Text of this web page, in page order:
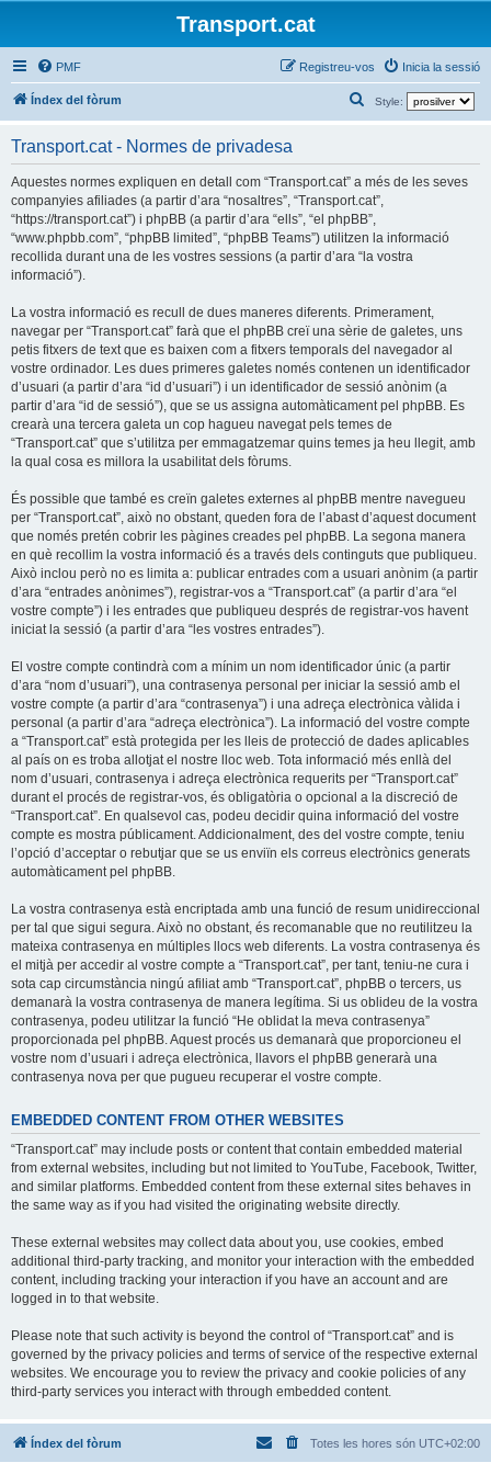
Transport.cat
PMF Inicia la sessió
Registreu-vos
Índex del fòrum Style:
e
c
a
Transport.cat - Normes de privadesa
Aquestes normes expliquen en detall com “Transport.cat” a més de les seves
companyies afiliades (a partir d’ara “nosaltres”, “Transport.cat”,
“https://transport.cat”) i phpBB (a partir d’ara “ells”, “el phpBB”,
“www.phpbb.com”, “phpBB limited”, “phpBB Teams”) utilitzen la informació
recollida durant una de les vostres sessions (a partir d’ara “la vostra
informació”).
La vostra informació es recull de dues maneres diferents. Primerament,
navegar per “Transport.cat” farà que el phpBB creï una sèrie de galetes, uns
petis fitxers de text que es baixen com a fitxers temporals del navegador al
vostre ordinador. Les dues primeres galetes només contenen un identificador
d’usuari (a partir d’ara “id d’usuari”) i un identificador de sessió anònim (a
partir d’ara “id de sessió”), que se us assigna automàticament pel phpBB. Es
crearà una tercera galeta un cop hagueu navegat pels temes de
“Transport.cat” que s’utilitza per emmagatzemar quins temes ja heu llegit, amb
la qual cosa es millora la usabilitat dels fòrums.
És possible que també es creïn galetes externes al phpBB mentre navegueu
per “Transport.cat”, això no obstant, queden fora de l’abast d’aquest document
que només pretén cobrir les pàgines creades pel phpBB. La segona manera
en què recollim la vostra informació és a través dels continguts que publiqueu.
Això inclou però no es limita a: publicar entrades com a usuari anònim (a partir
d’ara “entrades anònimes”), registrar-vos a “Transport.cat” (a partir d’ara “el
vostre compte”) i les entrades que publiqueu després de registrar-vos havent
iniciat la sessió (a partir d’ara “les vostres entrades”).
El vostre compte contindrà com a mínim un nom identificador únic (a partir
d’ara “nom d’usuari”), una contrasenya personal per iniciar la sessió amb el
vostre compte (a partir d’ara “contrasenya”) i una adreça electrònica vàlida i
personal (a partir d’ara “adreça electrònica”). La informació del vostre compte
a “Transport.cat” està protegida per les lleis de protecció de dades aplicables
al país on es troba allotjat el nostre lloc web. Tota informació més enllà del
nom d’usuari, contrasenya i adreça electrònica requerits per “Transport.cat”
durant el procés de registrar-vos, és obligatòria o opcional a la discreció de
“Transport.cat”. En qualsevol cas, podeu decidir quina informació del vostre
compte es mostra públicament. Addicionalment, des del vostre compte, teniu
l’opció d’acceptar o rebutjar que se us enviïn els correus electrònics generats
automàticament pel phpBB.
La vostra contrasenya està encriptada amb una funció de resum unidireccional
per tal que sigui segura. Això no obstant, és recomanable que no reutilitzeu la
mateixa contrasenya en múltiples llocs web diferents. La vostra contrasenya és
el mitjà per accedir al vostre compte a “Transport.cat”, per tant, teniu-ne cura i
sota cap circumstància ningú afiliat amb “Transport.cat”, phpBB o tercers, us
demanarà la vostra contrasenya de manera legítima. Si us oblideu de la vostra
contrasenya, podeu utilitzar la funció “He oblidat la meva contrasenya”
proporcionada pel phpBB. Aquest procés us demanarà que proporcioneu el
vostre nom d’usuari i adreça electrònica, llavors el phpBB generarà una
contrasenya nova per que pugueu recuperar el vostre compte.
EMBEDDED CONTENT FROM OTHER WEBSITES
“Transport.cat” may include posts or content that contain embedded material
from external websites, including but not limited to YouTube, Facebook, Twitter,
and similar platforms. Embedded content from these external sites behaves in
the same way as if you had visited the originating website directly.
These external websites may collect data about you, use cookies, embed
additional third-party tracking, and monitor your interaction with the embedded
content, including tracking your interaction if you have an account and are
logged in to that website.
Please note that such activity is beyond the control of “Transport.cat” and is
governed by the privacy policies and terms of service of the respective external
websites. We encourage you to review the privacy and cookie policies of any
third-party services you interact with through embedded content.
Índex del fòrum Totes les hores són UTC+02:00